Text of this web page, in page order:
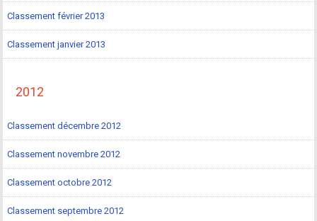
Classement février 2013
Classement janvier 2013
2012
Classement décembre 2012
Classement novembre 2012
Classement octobre 2012
Classement septembre 2012